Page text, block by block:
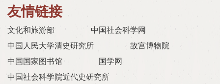
友情链接
文化和旅游部
中国社会科学网
中国人民大学清史研究所
故宫博物院
中国国家图书馆
国学网
中国社会科学院近代史研究所